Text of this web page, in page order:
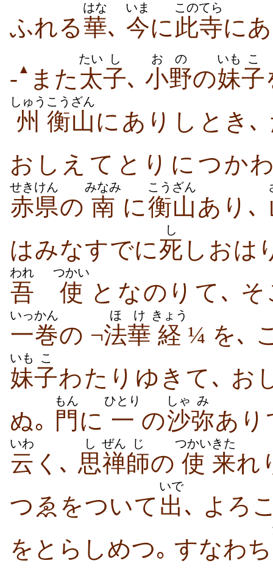
ふれ​る華
はな
､ 今
いま
に此
この
寺
てら
に​
- ▲ また 太
たい
子
し
､ 小野
おの
の妹
いも
子
こ
州
しゅう
衡山
こうざん
に​あり​し​とき､
おしえ​て​とり​に​つか
赤県
せきけん
の 南
みなみ
に衡山
こうざん
あり､
は​みな​すでに死
し
し​おは
吾
われ
使
つかい
と​なのり​て､
一巻
いっかん
の ¬法華
ほけ
経
きょう
¼ を､
妹
いも
子
こ
わたり​ゆき​て､ お
ぬ｡ 門
もん
に 一
ひとり
の沙
しゃ
弥
み
あり​
云
いわ
く､ 思
し
禅
ぜん
師
じ
の 使
つかい
来
きた
れ​
つゑ​を​つい​て 出
いで
､ よろ
を​とら​しめ​つ｡ すなわち